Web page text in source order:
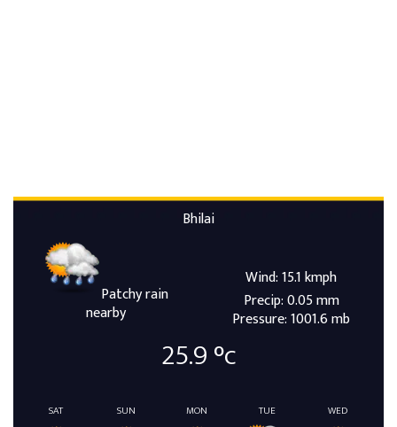
Bhilai
Patchy rain
nearby
Wind: 15.1 kmph
Precip: 0.05 mm
Pressure: 1001.6 mb
25.9°c
SAT SUN MON TUE WED